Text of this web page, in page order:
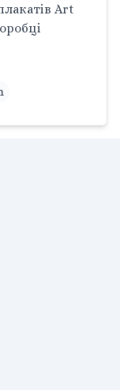
Art